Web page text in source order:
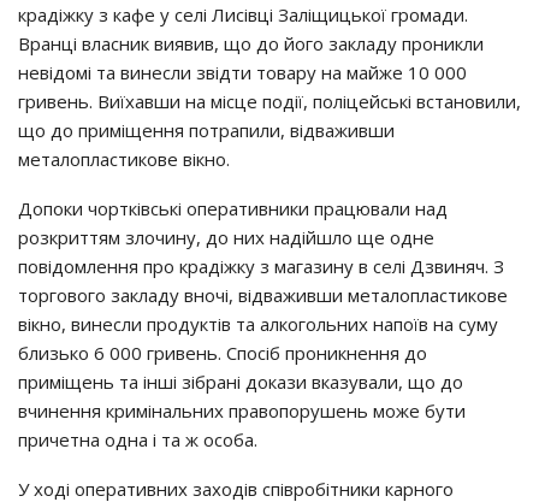
крадіжку з кафе у селі Лисівці Заліщицької громади.
Вранці власник виявив, що до його закладу проникли
невідомі та винесли звідти товару на майже 10 000
гривень. Виїхавши на місце події, поліцейські встановили,
що до приміщення потрапили, відваживши
металопластикове вікно.
Допоки чортківські оперативники працювали над
розкриттям злочину, до них надійшло ще одне
повідомлення про крадіжку з магазину в селі Дзвиняч. З
торгового закладу вночі, відваживши металопластикове
вікно, винесли продуктів та алкогольних напоїв на суму
близько 6 000 гривень. Спосіб проникнення до
приміщень та інші зібрані докази вказували, що до
вчинення кримінальних правопорушень може бути
причетна одна і та ж особа.
У ході оперативних заходів співробітники карного